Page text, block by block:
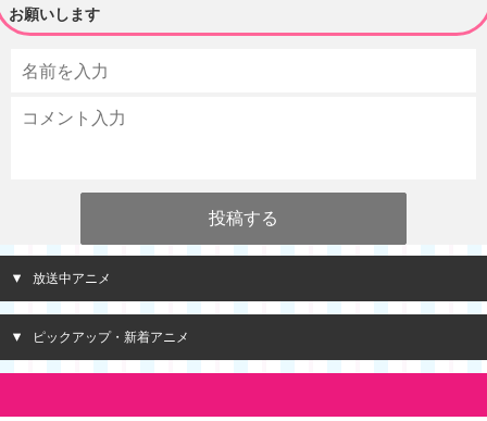
お願いします
放送中アニメ
ピックアップ・新着アニメ